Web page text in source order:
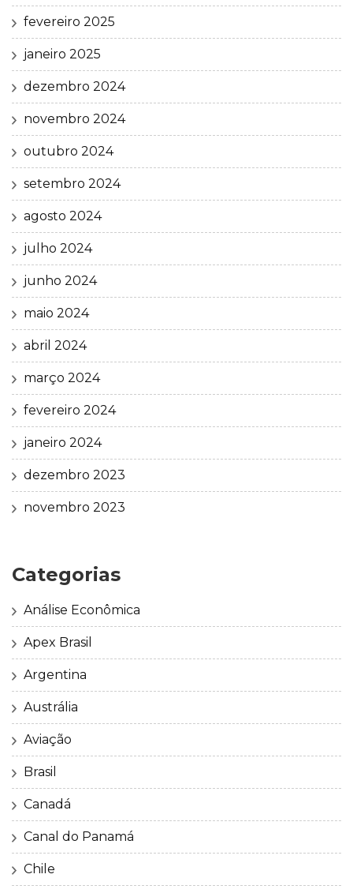
fevereiro 2025
janeiro 2025
dezembro 2024
novembro 2024
outubro 2024
setembro 2024
agosto 2024
julho 2024
junho 2024
maio 2024
abril 2024
março 2024
fevereiro 2024
janeiro 2024
dezembro 2023
novembro 2023
Categorias
Análise Econômica
Apex Brasil
Argentina
Austrália
Aviação
Brasil
Canadá
Canal do Panamá
Chile